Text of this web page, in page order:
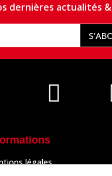
dernières actualités
légales